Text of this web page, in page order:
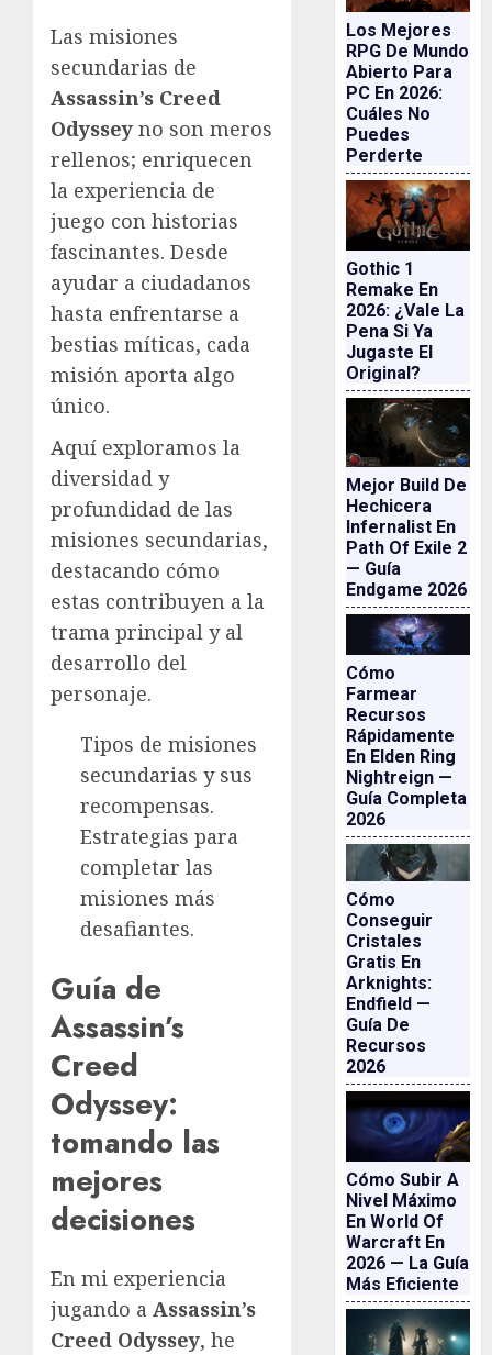
Las misiones
secundarias de
Assassin’s Creed
Odyssey no son meros
rellenos; enriquecen
la experiencia de
juego con historias
fascinantes. Desde
ayudar a ciudadanos
hasta enfrentarse a
bestias míticas, cada
misión aporta algo
único.
Aquí exploramos la
diversidad y
profundidad de las
misiones secundarias,
destacando cómo
estas contribuyen a la
trama principal y al
desarrollo del
personaje.
Tipos de misiones
secundarias y sus
recompensas.
Estrategias para
completar las
misiones más
desafiantes.
Guía de
Assassin’s
Creed
Odyssey:
tomando las
mejores
decisiones
En mi experiencia
jugando a Assassin’s
Creed Odyssey, he
Los Mejores
RPG De Mundo
Abierto Para
PC En 2026:
Cuáles No
Puedes
Perderte
Gothic 1
Remake En
2026: ¿vale La
Pena Si Ya
Jugaste El
Original?
Mejor Build De
Hechicera
Infernalist En
Path Of Exile 2
— Guía
Endgame 2026
Cómo
Farmear
Recursos
Rápidamente
En Elden Ring
Nightreign —
Guía Completa
2026
Cómo
Conseguir
Cristales
Gratis En
Arknights:
Endfield —
Guía De
Recursos
2026
Cómo Subir A
Nivel Máximo
En World Of
Warcraft En
2026 — La Guía
Más Eficiente